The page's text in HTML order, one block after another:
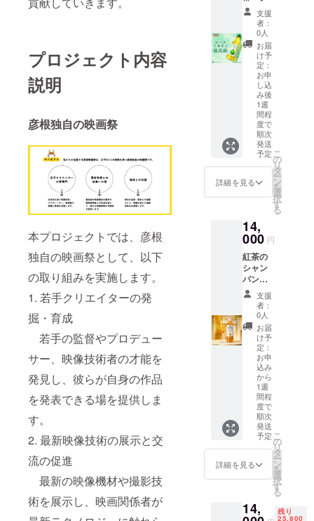
プロジェクト内容
説明
彦根独自の映画祭
本プロジェクトでは、彦根
独自の映画祭として、以下
の取り組みを実施します。
1. 若手クリエイターの発
掘・育成
若手の監督やプロデュー
サー、映像技術者の才能を
発見し、彼らが自身の作品
を発表できる場を提供しま
す。
2. 最新映像技術の展示と交
流の促進
最新の映像機材や撮影技
術を展示し、映画関係者が
+6日 ■
原材
料・成
分 牛乳
(国内製
造)、生
クリー
ム、
卵、砂
糖、カ
ラメル/
シード
バニラ
エキス
意事項/
その他
※プリン
に入っ
ている
小さな
黒いつ
ぶはバ
ニラ
ビーン
ズです
※画像は
イメー
ジです
保存方
法:要冷
蔵(10℃
以下) ア
レル
ギー物
質:乳、
どら】
を始め
地元食
材を使
用し
た、こ
の地な
らでは
の和菓
子を手
作りに
こだわ
り、お
届けい
たしま
ては美
味しい
綻ぶ笑
顔のた
めに。
■お礼品
の内容
につい
て ・も
ちもち
どら[5
個]
原産地:
彦根市/
製造地:
彦根市
消
費期限:
出荷日
+3日間
・ひこ
どら[5
個]
彦根市/
製造地:
費期限:
は、
「湖東
定住自
立圏」
とし
て、相
互協力
をして
いると
ころで
すが、
地元・
湖東地
域の美
味しさ
も連携
中! 今回
は、数
リンの
工場の
中で
も、多
賀町と
彦根市
にまた
がる滋
賀工場
でのみ
生産さ
れるキ
リン 生
茶をご
提供し
ます。
生茶葉
の力に
より、
茶葉の
豊かな
と爽や
かな香
みわた
る味わ
支援
者：
0人
お届
け予
定：
お申
し込
み後
1週
間程
度で
順次
発送
予定
詳細を見る
こ
の
リ
タ
ー
ン
を
選
択
す
る
14,
000 円
紅茶の
シャン
パンと
称され
る世界
三大銘
茶
「ダー
ジリン
茶葉」
※ 使
用。 2
つの温
度で抽
出する
「ツイ
ン・ブ
リュー
製法」
を採用
し、茶
の軽や
かな香
支援
者：
0人
お届
け予
定：
お申
込み
から
1週
間程
度で
順次
発送
予定
詳細を見る
こ
の
リ
タ
ー
ン
を
選
択
す
る
14, 残り
25,800